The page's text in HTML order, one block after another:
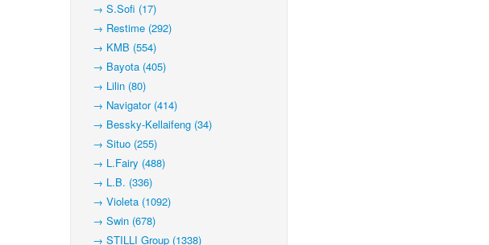
→ S.Sofi (17)
→ Restime (292)
→ KMB (554)
→ Bayota (405)
→ Lilin (80)
→ Navigator (414)
→ Bessky-Kellaifeng (34)
→ Situo (255)
→ L.Fairy (488)
→ L.B. (336)
→ Violeta (1092)
→ Swin (678)
→ STILLI Group (1338)